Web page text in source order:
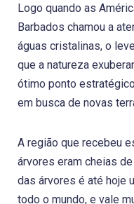
Logo quando as
Barbados chamou a
águas cristalinas, o
que a natureza
ótimo ponto
em busca de novas
A região que recebeu
árvores eram cheias
das árvores é até hoje
todo o mundo, e vale